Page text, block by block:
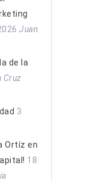
Juan
de la
Cruz
3
Ortíz en
18